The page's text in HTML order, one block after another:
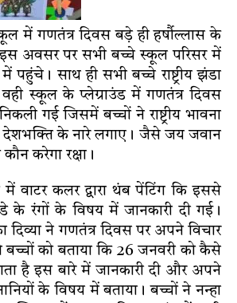
में गणतंत्र दिवस बड़े ही हर्षौल्लास के
इस अवसर पर सभी बच्चे स्कूल परिसर में
पहुंचे। साथ ही सभी बच्चे राष्ट्रीय झंडा
स्कूल के प्लेग्राउंड में गणतंत्र दिवस
गई जिसमें बच्चों ने राष्ट्रीय भावना
के नारे लगाए। जैसे जय जवान
करेगा रक्षा।
में वाटर कलर द्वारा थंब पेंटिंग कि इससे
झंडे के रंगों के विषय में जानकारी दी गई।
दिव्या ने गणतंत्र दिवस पर अपने विचार
बच्चों को बताया कि 26 जनवरी को कैसे
है इस बारे में जानकारी दी और अपने
के विषय में बताया। बच्चों ने नन्हा